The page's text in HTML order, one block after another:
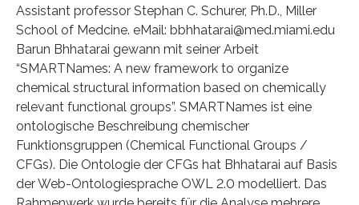
Assistant professor Stephan C. Schurer, Ph.D., Miller
School of Medcine. eMail: bbhhatarai@med.miami.edu
Barun Bhhatarai gewann mit seiner Arbeit
“SMARTNames: A new framework to organize
chemical structural information based on chemically
relevant functional groups”. SMARTNames ist eine
ontologische Beschreibung chemischer
Funktionsgruppen (Chemical Functional Groups /
CFGs). Die Ontologie der CFGs hat Bhhatarai auf Basis
der Web-Ontologiesprache OWL 2.0 modelliert. Das